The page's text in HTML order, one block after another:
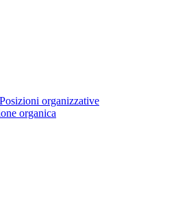
Posizioni organizzative
organica